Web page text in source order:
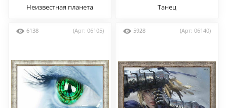
Неизвестная планета Танец
6138 (Арт: 06105) 5928 (Арт: 06140)